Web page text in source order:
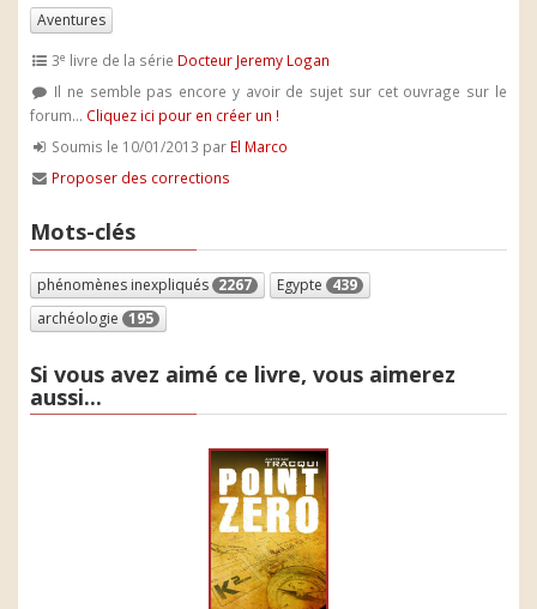
Aventures
3e livre de la série Docteur Jeremy Logan
Il ne semble pas encore y avoir de sujet sur cet ouvrage sur le
forum... Cliquez ici pour en créer un !
Soumis le 10/01/2013 par El Marco
Proposer des corrections
Mots-clés
phénomènes inexpliqués 2267 Egypte 439
archéologie 195
Si vous avez aimé ce livre, vous aimerez
aussi...